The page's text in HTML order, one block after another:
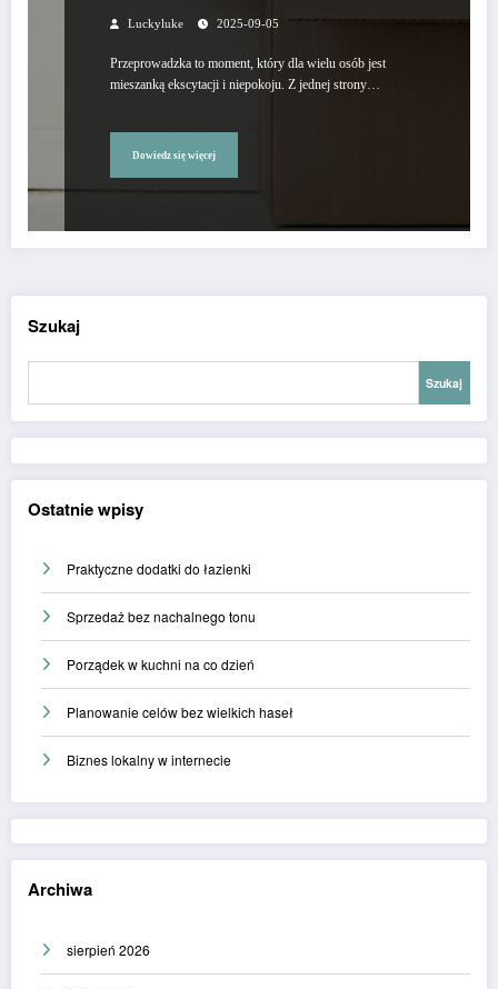
Luckyluke 2025-09-05
Przeprowadzka to moment, który dla wielu osób jest
mieszanką ekscytacji i niepokoju. Z jednej strony…
Dowiedz się więcej
Szukaj
Szukaj
Ostatnie wpisy
Praktyczne dodatki do łazienki
Sprzedaż bez nachalnego tonu
Porządek w kuchni na co dzień
Planowanie celów bez wielkich haseł
Biznes lokalny w internecie
Archiwa
sierpień 2026